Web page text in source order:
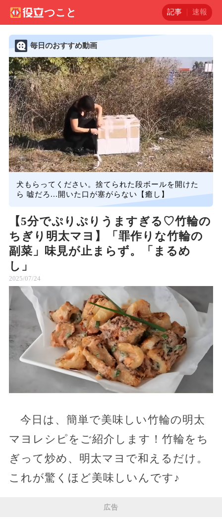
記事 速報
毎日のおすすめ動画
犬もらってください。捨てられた段ボールを開けた
ら 嘘だろ...開いた口が塞がらない【癒し】
【5分でぷりぷりうますぎる♡竹輪の
ちぎり明太マヨ】「罪作りな竹輪の
副菜」味見が止まらず。「まるめ
し」
2025/07/24
今日は、簡単で美味しい竹輪の明太
マヨレシピをご紹介します！竹輪をち
ぎって炒め、明太マヨで和えるだけ。
これが驚くほど美味しいんです♪
広告